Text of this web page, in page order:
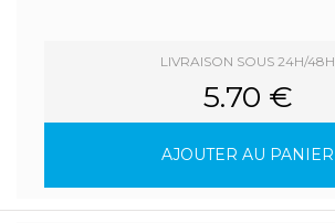
LIVRAISON SOUS 24H/48H
5.70 €
AJOUTER AU PANIER